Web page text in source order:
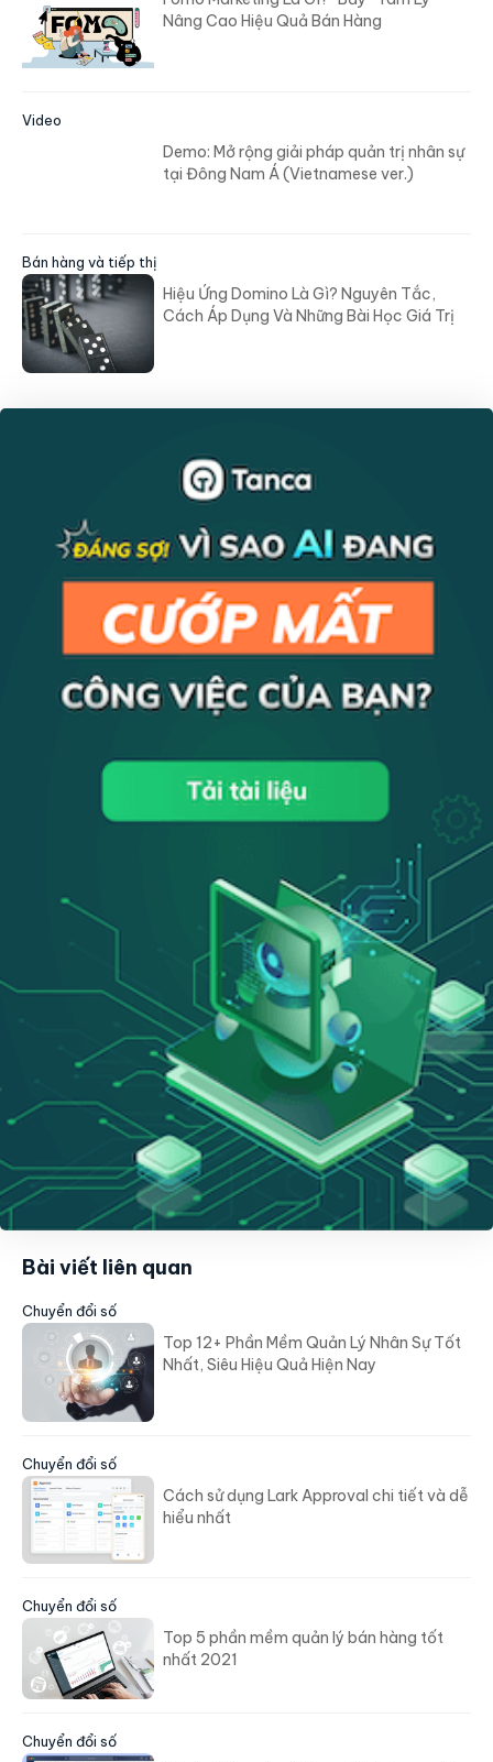
Nâng Cao Hiệu Quả Bán Hàng
Video
Demo: Mở rộng giải pháp quản trị nhân sự
tại Đông Nam Á (Vietnamese ver.)
Bán hàng và tiếp thị
Hiệu Ứng Domino Là Gì? Nguyên Tắc,
Cách Áp Dụng Và Những Bài Học Giá Trị
Bài viết liên quan
Chuyển đổi số
Top 12+ Phần Mềm Quản Lý Nhân Sự Tốt
Nhất, Siêu Hiệu Quả Hiện Nay
Chuyển đổi số
Cách sử dụng Lark Approval chi tiết và dễ
hiểu nhất
Chuyển đổi số
Top 5 phần mềm quản lý bán hàng tốt
nhất 2021
Chuyển đổi số